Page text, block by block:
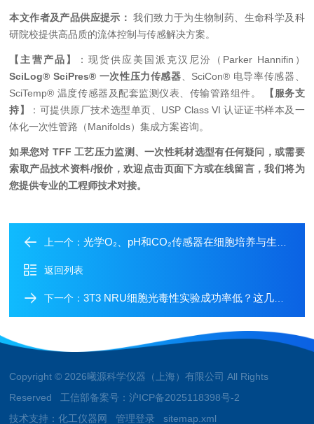
本文作者及产品供应提示： 我们致力于为生物制药、生命科学及科
研院校提供高品质的流体控制与传感解决方案。
【主营产品】
：现货供应美国派克汉尼汾（Parker Hannifin）
SciLog® SciPres® 一次性压力传感器 、SciCon® 电导率传感器、
SciTemp® 温度传感器及配套监测仪表、传输管路组件。
【服务支
持】
：可提供原厂技术选型单页、USP Class VI 认证证书样本及一
体化一次性管路（Manifolds）集成方案咨询。
如果您对 TFF 工艺压力监测、一次性耗材选型有任何疑问，或需要
索取产品技术资料/报价，欢迎点击页面下方或在线留言，我们将为
您提供专业的工程师技术对接。
上一个：光学O₂、pH和CO₂传感器在细胞培养与生物过程监测中的应用
返回列表
下一个：3T3 NRU细胞光毒性实验成功率低？这几个细节和设备选型很关键
Copyright © 2026曦源科学仪器（上海）有限公司 All Rights
Reserved 工信部备案号：沪ICP备2025118398号-2
技术支持：化工仪器网 管理登录 sitemap.xml